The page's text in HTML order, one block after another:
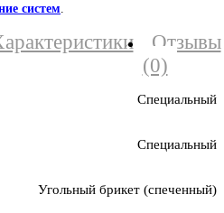
систем
Отзывы
(0)
Специальный
Специальный
Угольный брикет (спеченный)